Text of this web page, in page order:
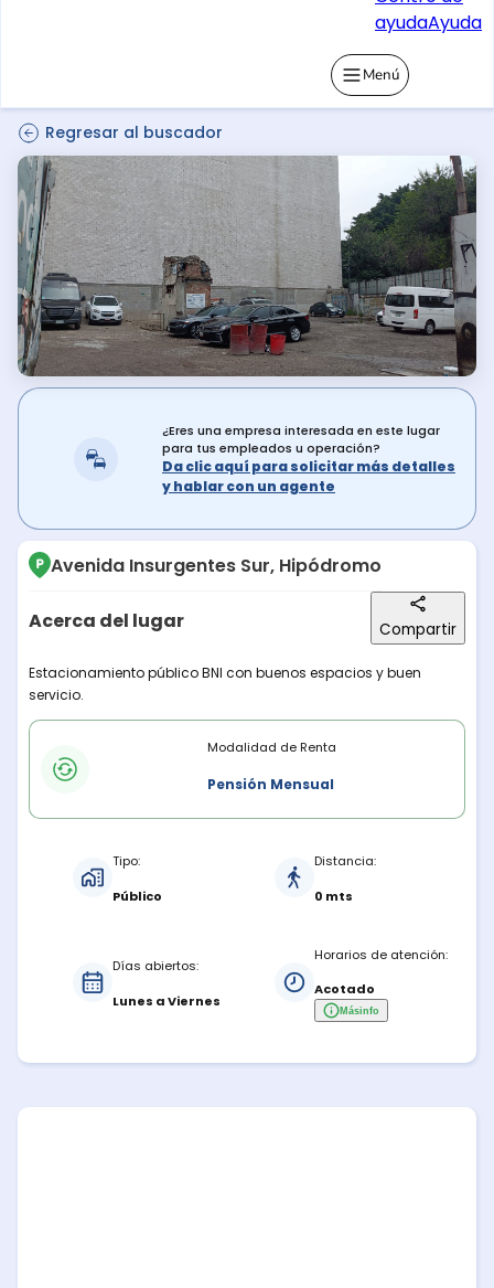
ayudaAyuda
Menú
Regresar al buscador
¿Eres una empresa interesada en este lugar
para tus empleados u operación?
Da clic aquí para solicitar más detalles
y hablar con un agente
Avenida Insurgentes Sur, Hipódromo
Acerca del lugar Compartir
Descripción del lugar
Estacionamiento público BNI con buenos espacios y buen
servicio.
Modalidades de rentaModalidad de Renta
Pensión Mensual
Tipo:
Público
Distancia:
0 mts
Días abiertos:
Lunes a Viernes
Horarios de atención:
Acotado
Másinfo